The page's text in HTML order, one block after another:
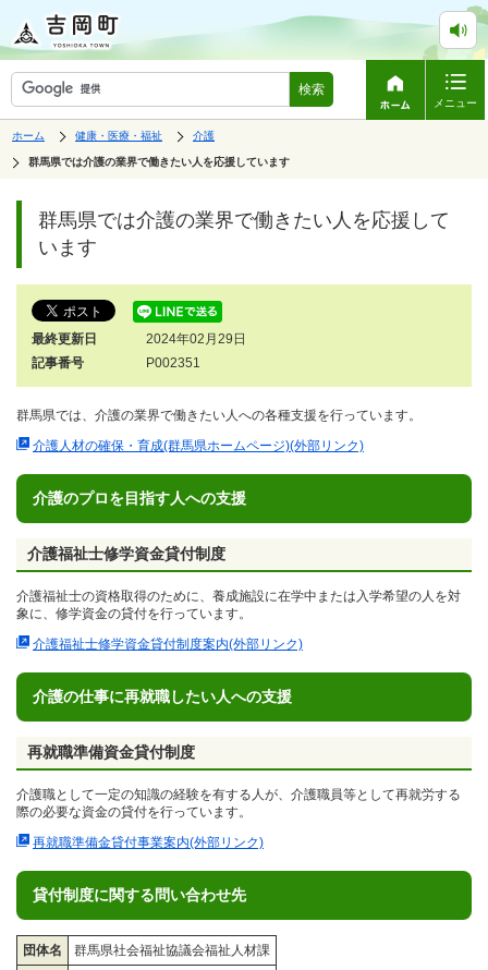
検索
メニュー
表
ペ
ジ
ホーム
の
中
の
健康・医療・福祉
の
中
の
介護
の
群馬県では介護の業界で働きたい人を応援しています
す。
す。
群馬県では介護の業界で働きたい人を応援して
います
最終更新日
2024年02月29日
記事番号
P002351
群馬県では、介護の業界で働きたい人への各種支援を行っています。
介護人材の確保・育成(群馬県ホームページ)(外部リンク)
介護のプロを目指す人への支援
介護福祉士修学資金貸付制度
介護福祉士の資格取得のために、養成施設に在学中または入学希望の人を対
象に、修学資金の貸付を行っています。
介護福祉士修学資金貸付制度案内(外部リンク)
介護の仕事に再就職したい人への支援
再就職準備資金貸付制度
介護職として一定の知識の経験を有する人が、介護職員等として再就労する
際の必要な資金の貸付を行っています。
再就職準備金貸付事業案内(外部リンク)
貸付制度に関する問い合わせ先
団体名
群馬県社会福祉協議会福祉人材課